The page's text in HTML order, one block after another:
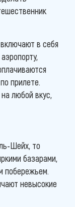
в себя
прилете.
любой вкус,
Шейх, то
базарами,
побережьем.
невысокие